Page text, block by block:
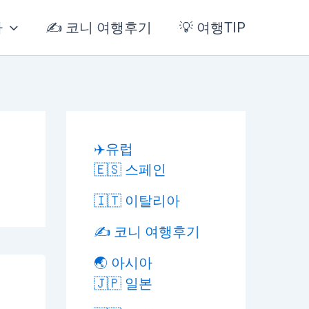
✍️ 코니 여행후기 💡 여행TIP
✈️유럽
🇪🇸 스페인
🇮🇹 이탈리아
✍️ 코니 여행후기
🌏 아시아
🇯🇵 일본